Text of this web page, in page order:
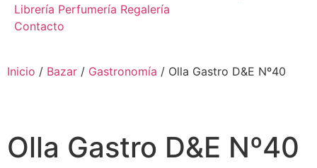
Librería Perfumería Regalería
Contacto
Inicio / Bazar / Gastronomía / Olla Gastro D&E Nº40
Olla Gastro D&E Nº40